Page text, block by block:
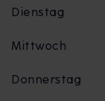
Dienstag
Mittwoch
Donnerstag